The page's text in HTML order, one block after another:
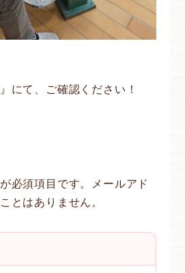
にて、ご確認ください！
必須項目です。メールアド
とはありません。